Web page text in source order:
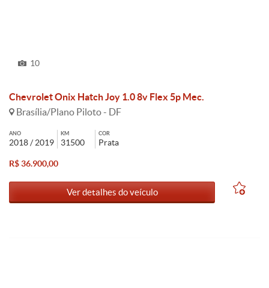
10
Chevrolet Onix Hatch Joy 1.0 8v Flex 5p Mec.
Brasília/Plano Piloto - DF
ANO
2018 / 2019
KM
31500
COR
Prata
R$ 36.900,00
Ver detalhes do veículo